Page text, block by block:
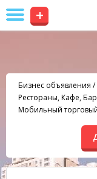
+
Бизнес объявления /
Рестораны, Кафе,
Мобильный